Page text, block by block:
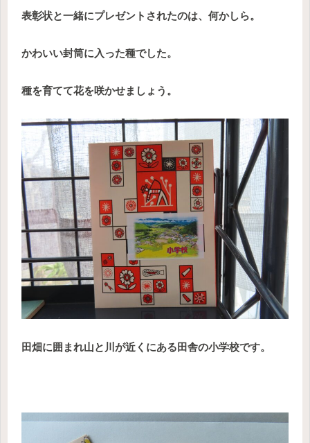
表彰状と一緒にプレゼントされたのは、何かしら。
かわいい封筒に入った種でした。
種を育てて花を咲かせましょう。
田畑に囲まれ山と川が近くにある田舎の小学校です。